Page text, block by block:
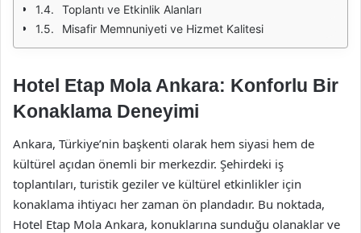
Toplantı ve Etkinlik Alanları
Misafir Memnuniyeti ve Hizmet Kalitesi
Hotel Etap Mola Ankara: Konforlu Bir
Konaklama Deneyimi
Ankara, Türkiye’nin başkenti olarak hem siyasi hem de
kültürel açıdan önemli bir merkezdir. Şehirdeki iş
toplantıları, turistik geziler ve kültürel etkinlikler için
konaklama ihtiyacı her zaman ön plandadır. Bu noktada,
Hotel Etap Mola Ankara, konuklarına sunduğu olanaklar ve